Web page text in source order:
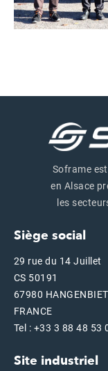
Soframe
en Alsace
les
Siège social
29 rue du 14 Juillet
CS 50191
67980
FRANCE
Tel : +33 3 88 48 53
Site industriel